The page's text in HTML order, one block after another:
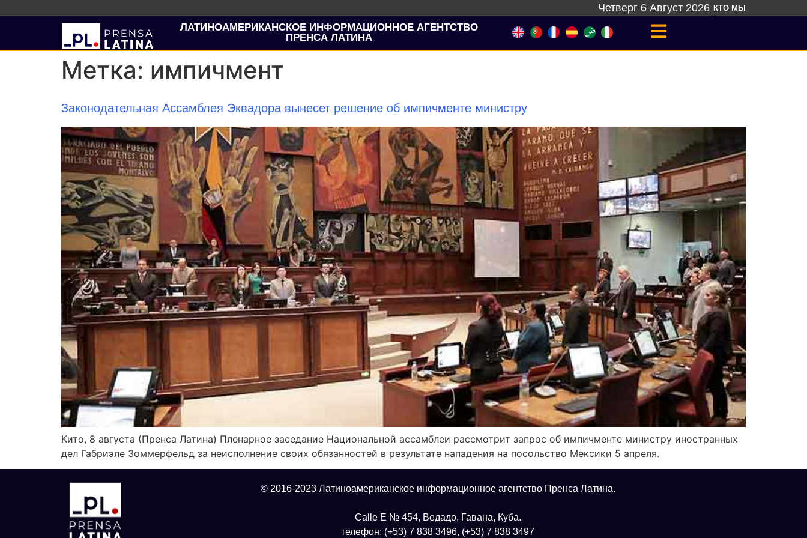
Четверг 6 Август 2026 КТО МЫ
ЛАТИНОАМЕРИКАНСКОЕ ИНФОРМАЦИОННОЕ АГЕНТСТВО
ПРЕНСА ЛАТИНА
Метка: импичмент
Законодательная Ассамблея Эквадора вынесет решение об импичменте министру
Кито, 8 августа (Пренса Латина) Пленарное заседание Национальной ассамблеи рассмотрит запрос об импичменте министру иностранных
дел Габриэле Зоммерфельд за неисполнение своих обязанностей в результате нападения на посольство Мексики 5 апреля.
© 2016-2023 Латиноамериканское информационное агентство Пренса Латина.
Calle E № 454, Ведадо, Гавана, Куба.
телефон: (+53) 7 838 3496, (+53) 7 838 3497